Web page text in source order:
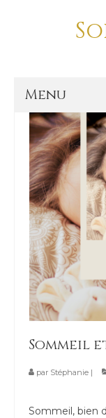
Menu
Accueil
Prestations
Sophro
La
La
Blog
endormissement
Sommeil
par Stéphanie |
Sommeil, bien